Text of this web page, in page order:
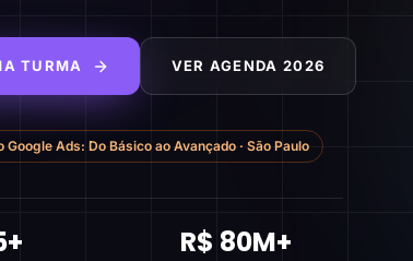
TURMA VER AGENDA 2026
Google Ads: Do Básico ao Avançado · São Paulo
R$ 80M+